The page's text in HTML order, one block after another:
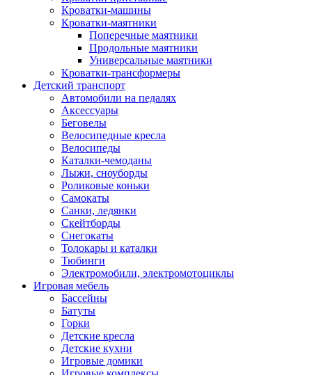
Кроватки-машины
Кроватки-маятники
Поперечные маятники
Продольные маятники
Универсальные маятники
Кроватки-трансформеры
Детский транспорт
Автомобили на педалях
Аксессуары
Беговелы
Велосипедные кресла
Велосипеды
Каталки-чемоданы
Лыжи, сноуборды
Роликовые коньки
Самокаты
Санки, ледянки
Скейтборды
Снегокаты
Толокары и каталки
Тюбинги
Электромобили, электромотоциклы
Игровая мебель
Бассейны
Батуты
Горки
Детские кресла
Детские кухни
Игровые домики